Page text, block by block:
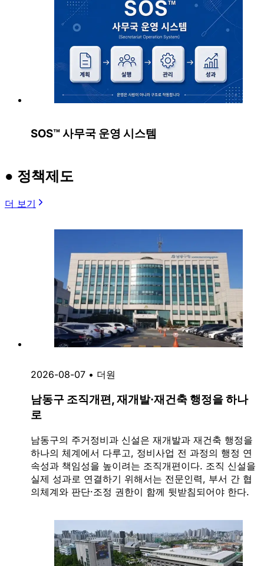
SOS™ 사무국 운영 시스템
● 정책제도
더 보기
2026-08-07 • 더원
남동구 조직개편, 재개발·재건축 행정을 하나
로
남동구의 주거정비과 신설은 재개발과 재건축 행정을
하나의 체계에서 다루고, 정비사업 전 과정의 행정 연
속성과 책임성을 높이려는 조직개편이다. 조직 신설을
실제 성과로 연결하기 위해서는 전문인력, 부서 간 협
의체계와 판단·조정 권한이 함께 뒷받침되어야 한다.